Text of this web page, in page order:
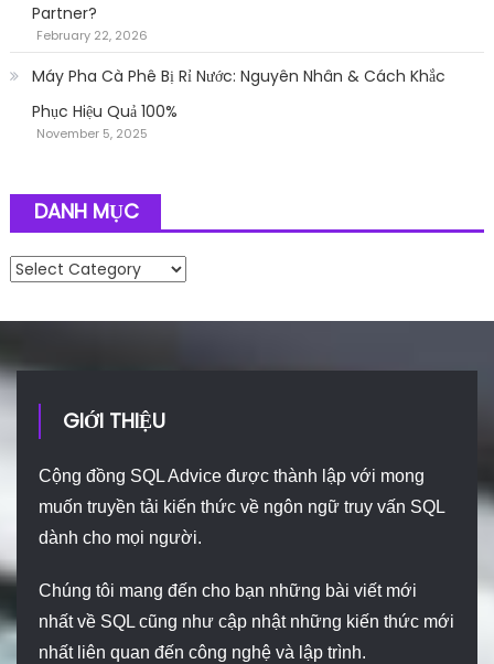
Partner?
February 22, 2026
Máy Pha Cà Phê Bị Rỉ Nước: Nguyên Nhân & Cách Khắc
Phục Hiệu Quả 100%
November 5, 2025
DANH MỤC
Danh mục
GIỚI THIỆU
Cộng đồng SQL Advice được thành lập với mong
muốn truyền tải kiến thức về ngôn ngữ truy vấn SQL
dành cho mọi người.
Chúng tôi mang đến cho bạn những bài viết mới
nhất về SQL cũng như cập nhật những kiến thức mới
nhất liên quan đến công nghệ và lập trình.